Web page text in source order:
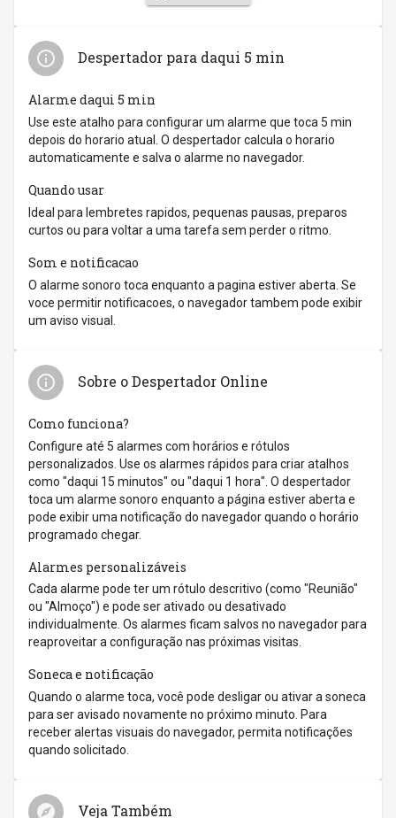
Despertador para daqui 5 min
Alarme daqui 5 min
Use este atalho para configurar um alarme que toca 5 min
depois do horario atual. O despertador calcula o horario
automaticamente e salva o alarme no navegador.
Quando usar
Ideal para lembretes rapidos, pequenas pausas, preparos
curtos ou para voltar a uma tarefa sem perder o ritmo.
Som e notificacao
O alarme sonoro toca enquanto a pagina estiver aberta. Se
voce permitir notificacoes, o navegador tambem pode exibir
um aviso visual.
Sobre o Despertador Online
Como funciona?
Configure até 5 alarmes com horários e rótulos
personalizados. Use os alarmes rápidos para criar atalhos
como "daqui 15 minutos" ou "daqui 1 hora". O despertador
toca um alarme sonoro enquanto a página estiver aberta e
pode exibir uma notificação do navegador quando o horário
programado chegar.
Alarmes personalizáveis
Cada alarme pode ter um rótulo descritivo (como "Reunião"
ou "Almoço") e pode ser ativado ou desativado
individualmente. Os alarmes ficam salvos no navegador para
reaproveitar a configuração nas próximas visitas.
Soneca e notificação
Quando o alarme toca, você pode desligar ou ativar a soneca
para ser avisado novamente no próximo minuto. Para
receber alertas visuais do navegador, permita notificações
quando solicitado.
Veja Também